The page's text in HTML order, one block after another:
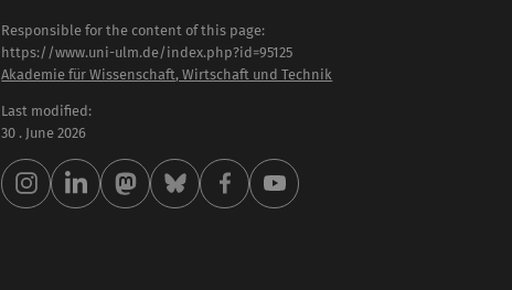
Responsible for the content of this page:
https://www.uni-ulm.de/index.php?id=95125
Akademie für Wissenschaft, Wirtschaft und Technik
Last modified:
30 . June 2026